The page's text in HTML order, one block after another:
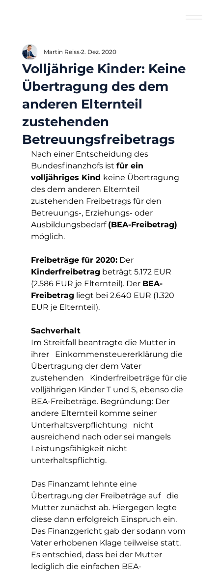
Volljährige Kinder: Keine
Übertragung des dem
anderen Elternteil
zustehenden
Betreuungsfreibetrags
Martin Reiss 2. Dez. 2020
Nach einer Entscheidung des
Bundesfinanzhofs ist für ein
volljähriges Kind keine Übertragung
des dem anderen Elternteil
zustehenden Freibetrags für den
Betreuungs-, Erziehungs- oder
Ausbildungsbedarf (BEA-Freibetrag)
möglich.
Freibeträge für 2020: Der
Kinderfreibetrag beträgt 5.172 EUR
(2.586 EUR je Elternteil). Der BEA-
Freibetrag liegt bei 2.640 EUR (1.320
EUR je Elternteil).
Sachverhalt
Im Streitfall beantragte die Mutter in
ihrer   Einkommensteuererklärung die
Übertragung der dem Vater
zustehenden   Kinderfreibeträge für die
volljährigen Kinder T und S, ebenso die
BEA-Freibeträge. Begründung: Der
andere Elternteil komme seiner
Unterhaltsverpflichtung   nicht
ausreichend nach oder sei mangels
Leistungsfähigkeit nicht
unterhaltspflichtig.
Das Finanzamt lehnte eine
Übertragung der Freibeträge auf   die
Mutter zunächst ab. Hiergegen legte
diese dann erfolgreich Einspruch ein.
Das Finanzgericht gab der sodann vom
Vater erhobenen Klage teilweise statt.
Es entschied, dass bei der Mutter
lediglich die einfachen BEA-